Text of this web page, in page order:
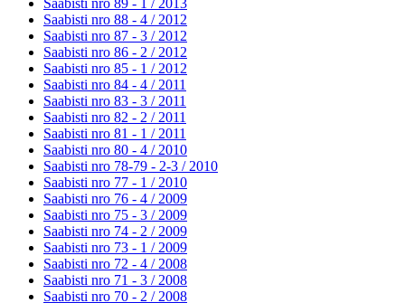
Saabisti nro 89 - 1 / 2013
Saabisti nro 88 - 4 / 2012
Saabisti nro 87 - 3 / 2012
Saabisti nro 86 - 2 / 2012
Saabisti nro 85 - 1 / 2012
Saabisti nro 84 - 4 / 2011
Saabisti nro 83 - 3 / 2011
Saabisti nro 82 - 2 / 2011
Saabisti nro 81 - 1 / 2011
Saabisti nro 80 - 4 / 2010
Saabisti nro 78-79 - 2-3 / 2010
Saabisti nro 77 - 1 / 2010
Saabisti nro 76 - 4 / 2009
Saabisti nro 75 - 3 / 2009
Saabisti nro 74 - 2 / 2009
Saabisti nro 73 - 1 / 2009
Saabisti nro 72 - 4 / 2008
Saabisti nro 71 - 3 / 2008
Saabisti nro 70 - 2 / 2008